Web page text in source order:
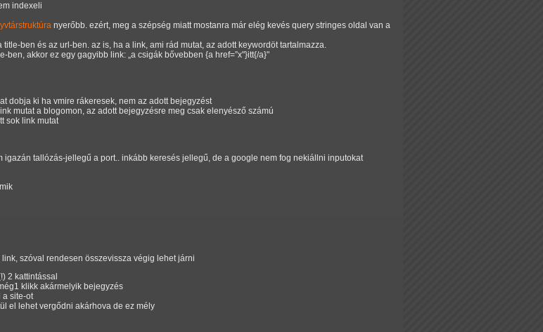
indexeli
nyerőbb. ezért, meg a szépség miatt mostanra már elég kevés query stringes oldal van a
ben és az url-ben. az is, ha a link, ami rád mutat, az adott keywordöt tartalmazza.
ben, akkor ez egy gagyibb link: a csigák bővebben {a href= x"}itt{/a}"
dobja ki ha vmire rákeresek, nem az adott bejegyzést
mutat a blogomon, az adott bejegyzésre meg csak elenyésző számú
sok link mutat
tallózás-jellegű a port.. inkább keresés jellegű, de a google nem fog nekiállni inputokat
szóval rendesen összevissza végig lehet járni
2 kattintással
klikk akármelyik bejegyzés
a site-ot
el lehet vergődni akárhova de ez mély